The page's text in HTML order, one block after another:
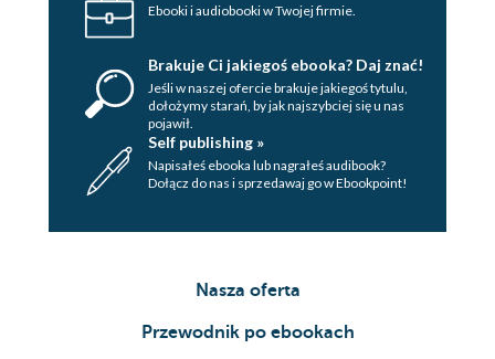
Ebooki i audiobooki w Twojej firmie.
Brakuje Ci jakiegoś ebooka? Daj znać!
Jeśli w naszej ofercie brakuje jakiegoś tytulu,
dołożymy starań, by jak najszybciej się u nas
pojawił.
Self publishing »
Napisałeś ebooka lub nagrałeś audibook?
Dołącz do nas i sprzedawaj go w Ebookpoint!
Nasza oferta
Przewodnik po ebookach